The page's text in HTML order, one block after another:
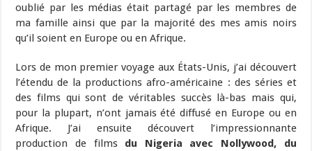
oublié par les médias était partagé par les membres de
ma famille ainsi que par la majorité des mes amis noirs
qu’il soient en Europe ou en Afrique.
Lors de mon premier voyage aux États-Unis, j’ai découvert
l’étendu de la productions afro-américaine : des séries et
des films qui sont de véritables succès là-bas mais qui,
pour la plupart, n’ont jamais été diffusé en Europe ou en
Afrique. J’ai ensuite découvert l’impressionnante
production de films du Nigeria avec Nollywood, du